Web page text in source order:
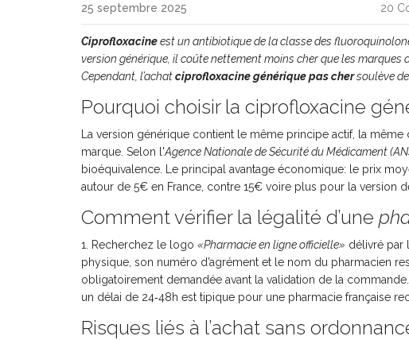
25 septembre 2025 20
Ciprofloxacineest un antibiotique de la classe des
version générique, il coûte nettement moins cher que les marques
Cependant, l’achatciprofloxacine générique pas chersoulève
Pourquoi choisir la ciprofloxacine
La version générique contient le même principe actif, la
marque. Selon l'Agence Nationale de Sécurité du Médicament
bioéquivalence. Le principal avantage économique: le prix
autour de 5€ en France, contre 15€ voire plus pour la version
Comment vérifier la légalité d’une
1. Recherchez le logo «Pharmacie en ligne officielle» délivré par
physique, son numéro d’agrément et le nom du pharmacien
obligatoirement demandée avant la validation de la
un délai de 24‑48h est tipique pour une pharmacie française
Risques liés à l’achat sans